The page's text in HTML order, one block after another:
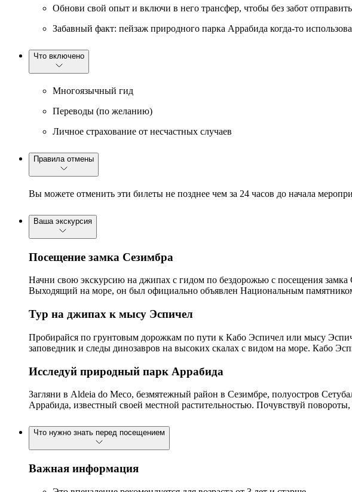
Обнови свой опыт и включи в него трансфер, чтобы без забот
Забавный факт: пейзаж природного парка Аррабида когда-то
Что включено
Многоязычный гид
Переводы (по желанию)
Личное страхование от несчастных случаев
Правила отмены
Вы можете отменить эти билеты не позднее чем за 24 часов до начала
Ваша экскурсия
Посещение замка Сезимбра
Начни свою экскурсию на джипах с гидом по бездорожью с посещения
Выходящий на море, он был официально объявлен Национальным памятником
Тур на джипах к мысу Эспичел
Пробирайся по грунтовым дорожкам по пути к Кабо Эспичел или мысу
заповедник и следы динозавров на высоких скалах с видом на море. Кабо
Исследуй природный парк Аррабида
Загляни в Aldeia do Meco, безмятежный район в Сезимбре, полуостров
Аррабида, известный своей местной растительностью. Почувствуй
Что нужно знать перед посещением
Важная информация